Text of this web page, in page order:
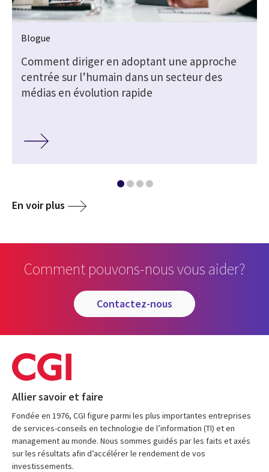
Blogue
Comment diriger en adoptant une approche
centrée sur l’humain dans un secteur des
médias en évolution rapide
En voir plus
Comment pouvons-nous vous aider?
contactez-nous
Allier savoir et faire
Fondée en 1976, CGI figure parmi les plus importantes entreprises
de services-conseils en technologie de l’information (TI) et en
management au monde. Nous sommes guidés par les faits et axés
sur les résultats afin d’accélérer le rendement de vos
investissements.